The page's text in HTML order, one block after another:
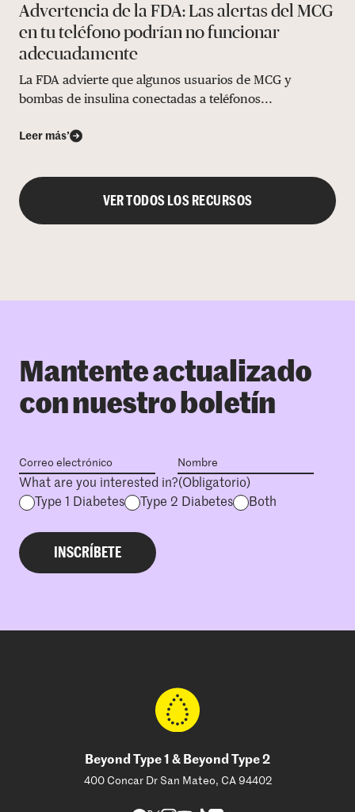
Advertencia de la FDA: Las alertas del MCG
en tu teléfono podrían no funcionar
adecuadamente
La FDA advierte que algunos usuarios de MCG y
bombas de insulina conectadas a teléfonos...
Leer más’
VER TODOS LOS RECURSOS
Mantente actualizado
con nuestro boletín
What are you interested in?(Obligatorio)
Type 1 Diabetes
Type 2 Diabetes Both
Beyond Type 1 & Beyond Type 2
400 Concar Dr San Mateo, CA 94402